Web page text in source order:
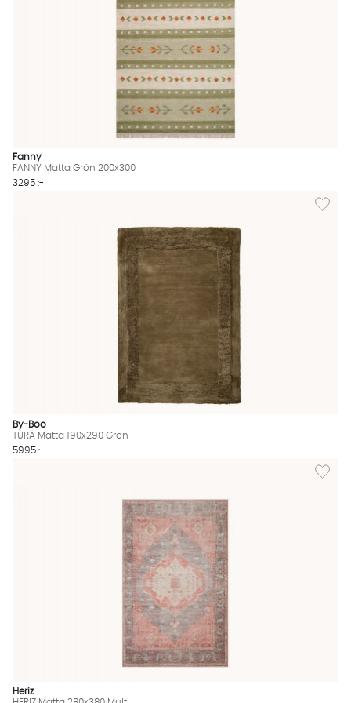
Fanny
FANNY Matta Grön 200x300
3295 :-
Lägg
By-Boo
TURA Matta 190x290 Grön
5995 :-
Lägg
Heriz